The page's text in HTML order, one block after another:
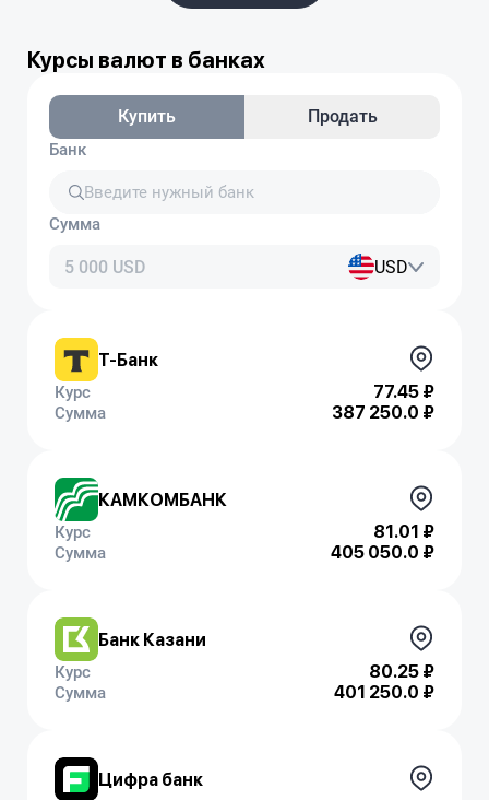
Курсы валют в банках
Купить Продать
Банк
Сумма
USD
Т-Банк
Курс 77.45 ₽
Сумма 387 250.0 ₽
КАМКОМБАНК
Курс 81.01 ₽
Сумма 405 050.0 ₽
Банк Казани
Курс 80.25 ₽
Сумма 401 250.0 ₽
Цифра банк